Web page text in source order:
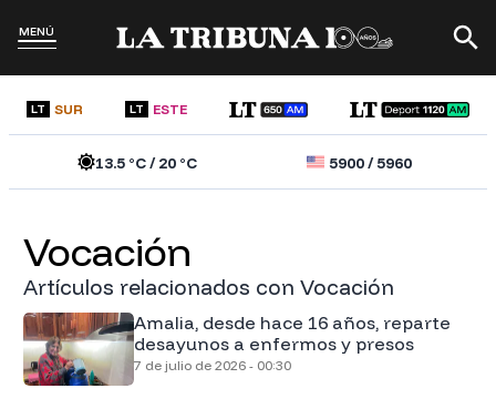
MENÚ
LT SUR LT ESTE
13.5 °C /20 °C 5900/5960
Vocación
Artículos relacionados con Vocación
Amalia, desde hace 16 años, reparte
desayunos a enfermos y presos
7 de julio de 2026 - 00:30